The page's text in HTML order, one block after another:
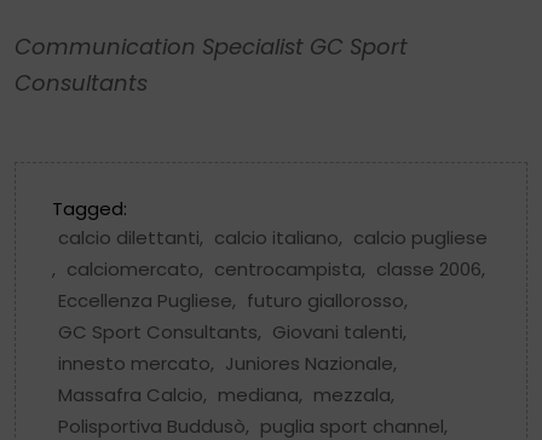
Communication Specialist GC Sport
Consultants
Tagged:
calcio dilettanti, calcio italiano, calcio pugliese
, calciomercato, centrocampista, classe 2006,
Eccellenza Pugliese, futuro giallorosso,
GC Sport Consultants, Giovani talenti,
innesto mercato, Juniores Nazionale,
Massafra Calcio, mediana, mezzala,
Polisportiva Buddusò, puglia sport channel,